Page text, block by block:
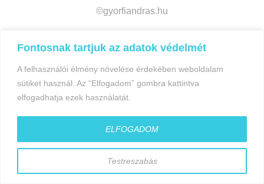
Fontosnak tartjuk az adatok védelmét
A felhasználói élmény növelése érdekében weboldalam
sütiket használ. Az “Elfogadom” gombra kattintva
elfogadhatja ezek használatát.
Testreszabás
ELFOGADOM
©gyorfiandras.hu